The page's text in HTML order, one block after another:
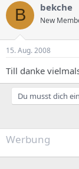
B bekche
New
15. Aug. 2008
Till danke
Du musst dich
Werbung